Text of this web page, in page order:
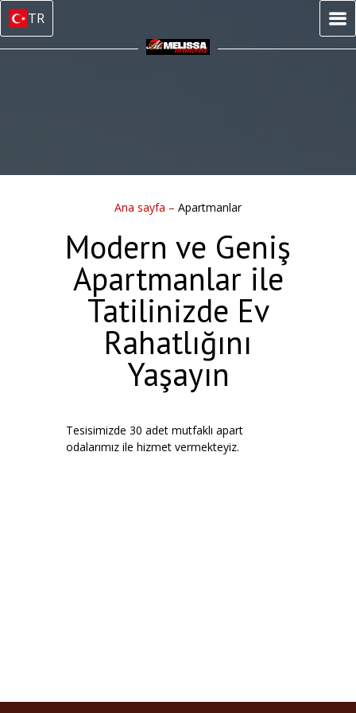
TR
Ana sayfa – Apartmanlar
Modern ve Geniş
Apartmanlar ile
Tatilinizde Ev
Rahatlığını
Yaşayın
Tesisimizde 30 adet mutfaklı apart
odalarımız ile hizmet vermekteyiz.